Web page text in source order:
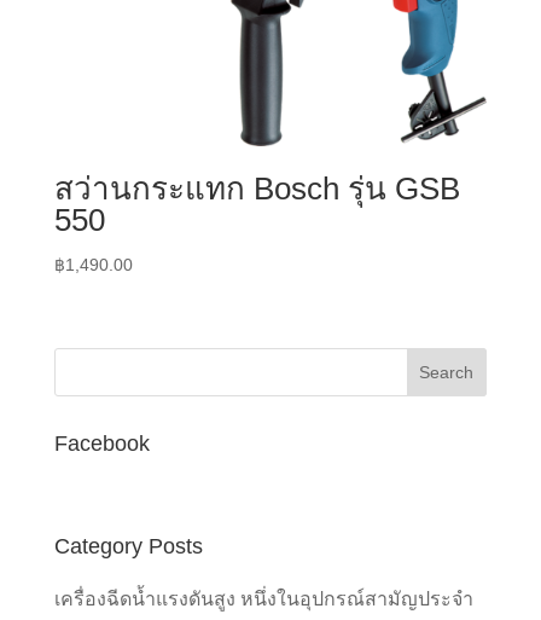
สว่านกระแทก Bosch รุ่น GSB
550
฿1,490.00
Facebook
Category Posts
เครื่องฉีดน้ำแรงดันสูง หนึ่งในอุปกรณ์สามัญประจำ